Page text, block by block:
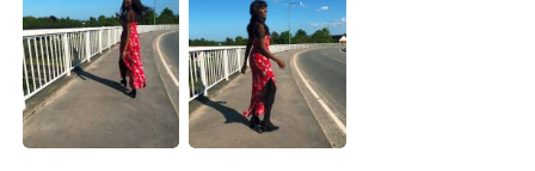
繁體中文 Español
العربية Français